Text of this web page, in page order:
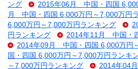
ング
2015年06月 中国・四国
月 中国・四国 6,000万円～7,000万円
6,000万円～7,000万円ランキング
円ランキング
2014年11月 中国・
2014年09月 中国・四国 6,000万円
国・四国 6,000万円～7,000万円ランキ
～7,000万円ランキング
2014年04